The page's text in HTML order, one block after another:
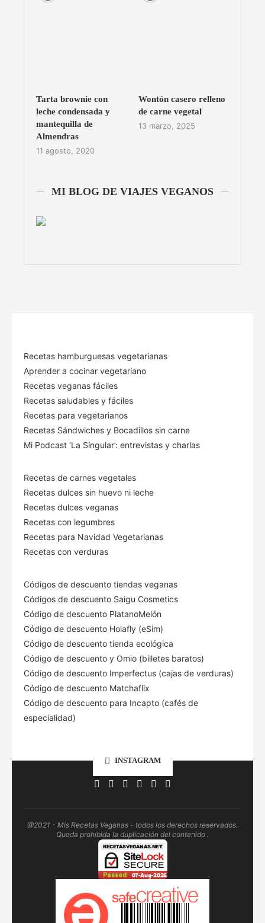
Tarta brownie con
leche condensada y
mantequilla de
Almendras
11 agosto, 2020
Wontón casero relleno
de carne vegetal
13 marzo, 2025
MI BLOG DE VIAJES VEGANOS
Recetas hamburguesas vegetarianas
Aprender a cocinar vegetariano
Recetas veganas fáciles
Recetas saludables y fáciles
Recetas para vegetarianos
Recetas Sándwiches y Bocadillos sin carne
Mi Podcast ‘La Singular’: entrevistas y charlas
Recetas de carnes vegetales
Recetas dulces sin huevo ni leche
Recetas dulces veganas
Recetas con legumbres
Recetas para Navidad Vegetarianas
Recetas con verduras
Códigos de descuento tiendas veganas
Códigos de descuento Saigu Cosmetics
Código de descuento PlatanoMelón
Código de descuento Holafly (eSim)
Código de descuento tienda ecológica
Código de descuento y Omio (billetes baratos)
Código de descuento Imperfectus (cajas de verduras)
Código de descuento Matchaflix
Código de descuento para Incapto (cafés de
especialidad)
INSTAGRAM
@2021 - Mis Recetas Veganas - todos los derechos reservados.
Queda prohibida la duplicación del contenido .